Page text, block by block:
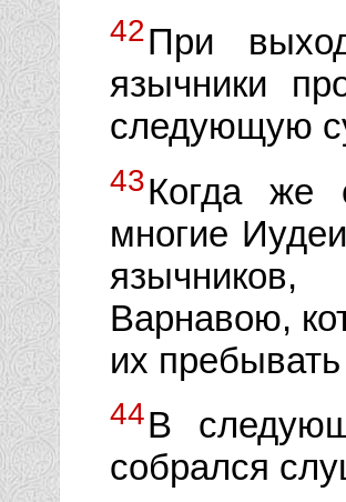
42При
язычники
следующую
43Когда же
многие
Варнавою,
их
44В
собрался